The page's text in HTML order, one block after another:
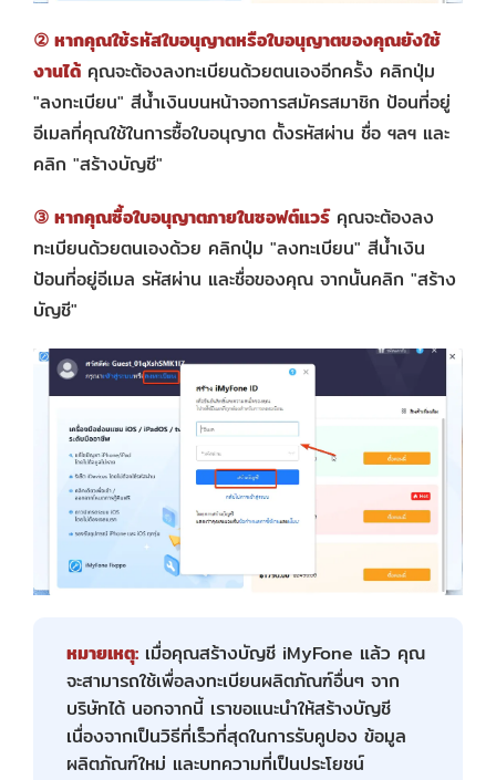
② หากคุณใช้รหัสใบอนุญาตหรือใบอนุญาตของคุณยังใช้
งานได้ คุณจะต้องลงทะเบียนด้วยตนเองอีกครั้ง คลิกปุ่ม
"ลงทะเบียน" สีน้ำเงินบนหน้าจอการสมัครสมาชิก ป้อนที่อยู่
อีเมลที่คุณใช้ในการซื้อใบอนุญาต ตั้งรหัสผ่าน ชื่อ ฯลฯ และ
คลิก "สร้างบัญชี"
③ หากคุณซื้อใบอนุญาตภายในซอฟต์แวร์คุณจะต้องลง
ทะเบียนด้วยตนเองด้วย คลิกปุ่ม "ลงทะเบียน" สีน้ำเงิน
ป้อนที่อยู่อีเมล รหัสผ่าน และชื่อของคุณ จากนั้นคลิก "สร้าง
บัญชี"
หมายเหตุ: เมื่อคุณสร้างบัญชี iMyFone แล้ว คุณ
จะสามารถใช้เพื่อลงทะเบียนผลิตภัณฑ์อื่นๆ จาก
บริษัทได้ นอกจากนี้ เราขอแนะนำให้สร้างบัญชี
เนื่องจากเป็นวิธีที่เร็วที่สุดในการรับคูปอง ข้อมูล
ผลิตภัณฑ์ใหม่ และบทความที่เป็นประโยชน์